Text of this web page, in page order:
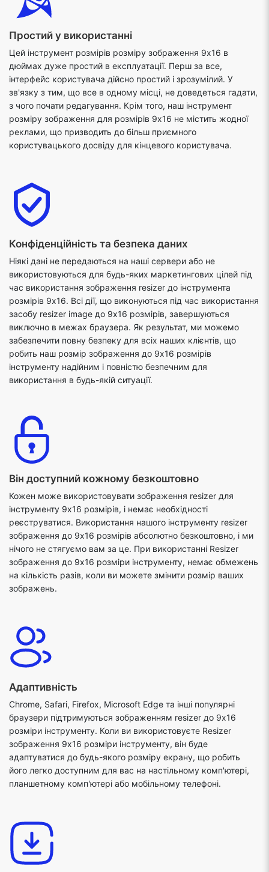
Простий у використанні
Цей інструмент розмірів розміру зображення 9x16 в
дюймах дуже простий в експлуатації. Перш за все,
інтерфейс користувача дійсно простий і зрозумілий. У
зв'язку з тим, що все в одному місці, не доведеться гадати,
з чого почати редагування. Крім того, наш інструмент
розміру зображення для розмірів 9x16 не містить жодної
реклами, що призводить до більш приємного
користувацького досвіду для кінцевого користувача.
Конфіденційність та безпека даних
Ніякі дані не передаються на наші сервери або не
використовуються для будь-яких маркетингових цілей під
час використання зображення resizer до інструмента
розмірів 9x16. Всі дії, що виконуються під час використання
засобу resizer image до 9x16 розмірів, завершуються
виключно в межах браузера. Як результат, ми можемо
забезпечити повну безпеку для всіх наших клієнтів, що
робить наш розмір зображення до 9х16 розмірів
інструменту надійним і повністю безпечним для
використання в будь-якій ситуації.
Він доступний кожному безкоштовно
Кожен може використовувати зображення resizer для
інструменту 9x16 розмірів, і немає необхідності
реєструватися. Використання нашого інструменту resizer
зображення до 9х16 розмірів абсолютно безкоштовно, і ми
нічого не стягуємо вам за це. При використанні Resizer
зображення до 9x16 розміри інструменту, немає обмежень
на кількість разів, коли ви можете змінити розмір ваших
зображень.
Адаптивність
Chrome, Safari, Firefox, Microsoft Edge та інші популярні
браузери підтримуються зображенням resizer до 9x16
розміри інструменту. Коли ви використовуєте Resizer
зображення 9x16 розміри інструменту, він буде
адаптуватися до будь-якого розміру екрану, що робить
його легко доступним для вас на настільному комп'ютері,
планшетному комп'ютері або мобільному телефоні.